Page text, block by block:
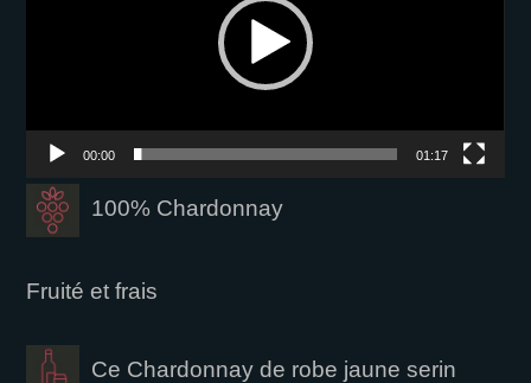
00:00 01:17
100% Chardonnay
Fruité et frais
Ce Chardonnay de robe jaune serin